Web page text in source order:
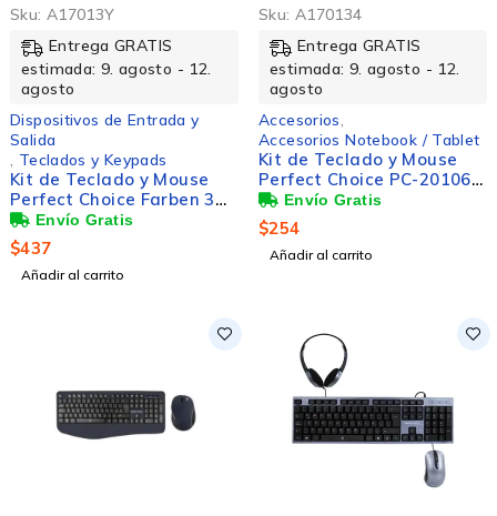
Sku: A17013Y
Entrega GRATIS
estimada: 9. agosto - 12.
agosto
Dispositivos de Entrada y
Salida
Teclados y Keypads
Kit de Teclado y Mouse
Perfect Choice Farben 3
en 1, Alámbrico, USB,
Morado (Español)
$437
Añadir al carrito
Sku: A170134
Entrega GRATIS
estimada: 9. agosto - 12.
agosto
Accesorios
Accesorios Notebook / Tablet
Kit de Teclado y Mouse
Perfect Choice PC-201069,
Inalámbrico, Rosa
(Español)
$254
Añadir al carrito